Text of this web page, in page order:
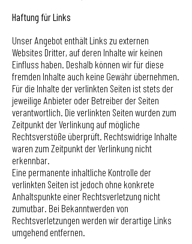
Haftung für Links
Unser Angebot enthält Links zu externen
Websites Dritter, auf deren Inhalte wir keinen
Einfluss haben. Deshalb können wir für diese
fremden Inhalte auch keine Gewähr übernehmen.
Für die Inhalte der verlinkten Seiten ist stets der
jeweilige Anbieter oder Betreiber der Seiten
verantwortlich. Die verlinkten Seiten wurden zum
Zeitpunkt der Verlinkung auf mögliche
Rechtsverstöße überprüft. Rechtswidrige Inhalte
waren zum Zeitpunkt der Verlinkung nicht
erkennbar.
Eine permanente inhaltliche Kontrolle der
verlinkten Seiten ist jedoch ohne konkrete
Anhaltspunkte einer Rechtsverletzung nicht
zumutbar. Bei Bekanntwerden von
Rechtsverletzungen werden wir derartige Links
umgehend entfernen.